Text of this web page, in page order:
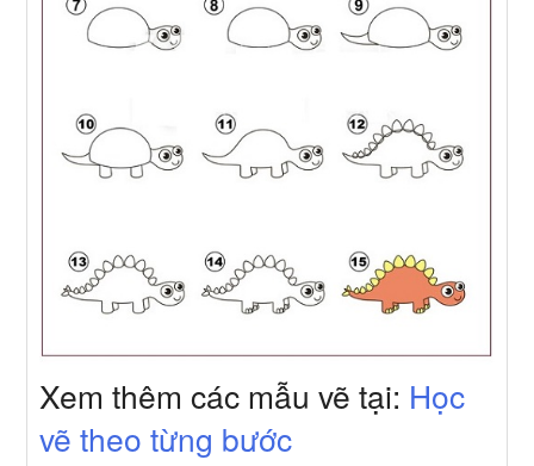
Xem thêm các mẫu vẽ tại: Học
vẽ theo từng bước